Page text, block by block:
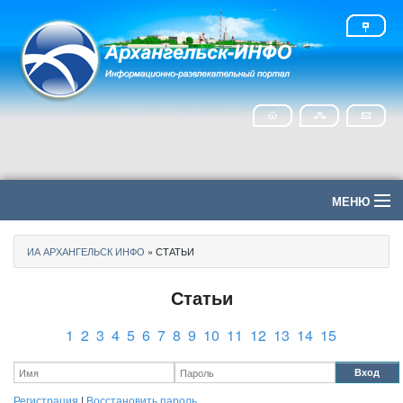
МЕНЮ
Главная
Общество
ИА АРХАНГЕЛЬСК ИНФО » СТАТЬИ
Статьи
1 2 3 4 5 6 7 8 9 10 11 12 13 14 15
Вход